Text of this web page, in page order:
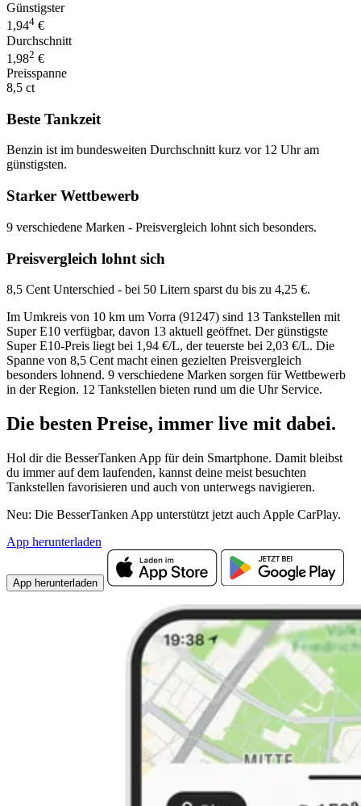
Günstigster
1,944 €
Durchschnitt
1,982 €
Preisspanne
8,5 ct
Beste Tankzeit
Benzin ist im bundesweiten Durchschnitt kurz vor 12 Uhr am
günstigsten.
Starker Wettbewerb
9 verschiedene Marken - Preisvergleich lohnt sich besonders.
Preisvergleich lohnt sich
8,5 Cent Unterschied - bei 50 Litern sparst du bis zu 4,25 €.
Im Umkreis von 10 km um Vorra (91247) sind 13 Tankstellen mit
Super E10 verfügbar, davon 13 aktuell geöffnet. Der günstigste
Super E10-Preis liegt bei 1,94 €/L, der teuerste bei 2,03 €/L. Die
Spanne von 8,5 Cent macht einen gezielten Preisvergleich
besonders lohnend. 9 verschiedene Marken sorgen für Wettbewerb
in der Region. 12 Tankstellen bieten rund um die Uhr Service.
Die besten Preise, immer live mit dabei.
Hol dir die BesserTanken App für dein Smartphone. Damit bleibst
du immer auf dem laufenden, kannst deine meist besuchten
Tankstellen favorisieren und auch von unterwegs navigieren.
Neu: Die BesserTanken App unterstützt jetzt auch Apple CarPlay.
App herunterladen
App herunterladen